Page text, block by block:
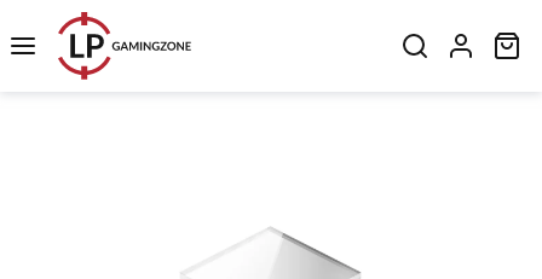
Zum Hauptinhalt springen